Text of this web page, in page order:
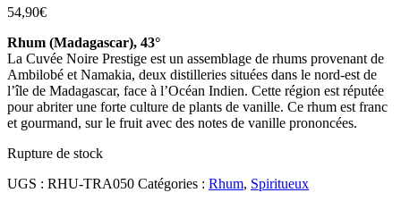
54,90€
Rhum (Madagascar), 43°
La Cuvée Noire Prestige est un assemblage de rhums provenant de
Ambilobé et Namakia, deux distilleries situées dans le nord-est de
l’île de Madagascar, face à l’Océan Indien. Cette région est réputée
pour abriter une forte culture de plants de vanille. Ce rhum est franc
et gourmand, sur le fruit avec des notes de vanille prononcées.
Rupture de stock
UGS : RHU-TRA050 Catégories : Rhum, Spiritueux